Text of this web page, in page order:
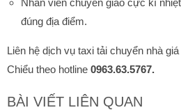
Nhân viên chuyển giao cực kì
đúng địa điểm.
Liên hệ dịch vụ taxi tải chuyển nhà
Chiểu theo hotline 0963.63.5767.
BÀI VIẾT LIÊN QUAN